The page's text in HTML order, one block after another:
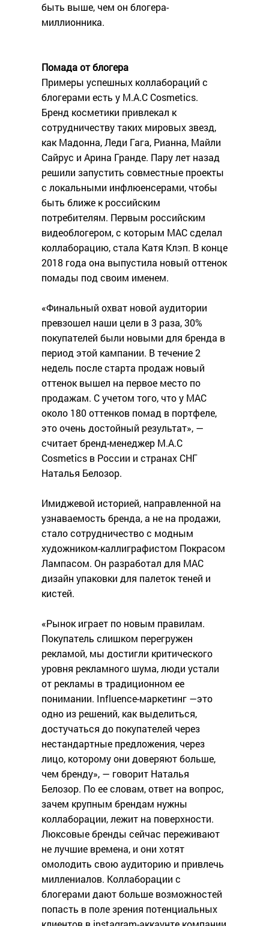
быть выше, чем он блогера-
миллионника.
Помада от блогера
Примеры успешных коллабораций с
блогерами есть у M.A.C Cosmetics.
Бренд косметики привлекал к
сотрудничеству таких мировых звезд,
как Мадонна, Леди Гага, Рианна, Майли
Сайрус и Арина Гранде. Пару лет назад
решили запустить совместные проекты
с локальными инфлюенсерами, чтобы
быть ближе к российским
потребителям. Первым российским
видеоблогером, с которым MAC сделал
коллаборацию, стала Катя Клэп. В конце
2018 года она выпустила новый оттенок
помады под своим именем.
«Финальный охват новой аудитории
превзошел наши цели в 3 раза, 30%
покупателей были новыми для бренда в
период этой кампании. В течение 2
недель после старта продаж новый
оттенок вышел на первое место по
продажам. С учетом того, что у MAC
около 180 оттенков помад в портфеле,
это очень достойный результат», —
считает бренд-менеджер M.A.C
Cosmetics в России и странах СНГ
Наталья Белозор.
Имиджевой историей, направленной на
узнаваемость бренда, а не на продажи,
стало сотрудничество с модным
художником-каллиграфистом Покрасом
Лампасом. Он разработал для MAC
дизайн упаковки для палеток теней и
кистей.
«Рынок играет по новым правилам.
Покупатель слишком перегружен
рекламой, мы достигли критического
уровня рекламного шума, люди устали
от рекламы в традиционном ее
понимании. Influence-маркетинг —это
одно из решений, как выделиться,
достучаться до покупателей через
нестандартные предложения, через
лицо, которому они доверяют больше,
чем бренду», — говорит Наталья
Белозор. По ее словам, ответ на вопрос,
зачем крупным брендам нужны
коллаборации, лежит на поверхности.
Люксовые бренды сейчас переживают
не лучшие времена, и они хотят
омолодить свою аудиторию и привлечь
миллениалов. Коллаборации с
блогерами дают больше возможностей
попасть в поле зрения потенциальных